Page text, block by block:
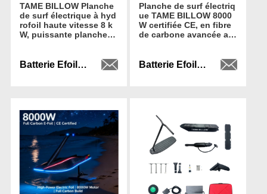
TAME BILLOW Planche
de surf électrique à hyd
rofoil haute vitesse 8 k
W, puissante planche e
ux océaniquesBatterie Efoil YH-EF05 prête à l'emploi
Planche de surf électriq
ue TAME BILLOW 8000
W certifiée CE, en fibre
de carbone avancée av
Batterie Efoil YH-EF06 plug and play